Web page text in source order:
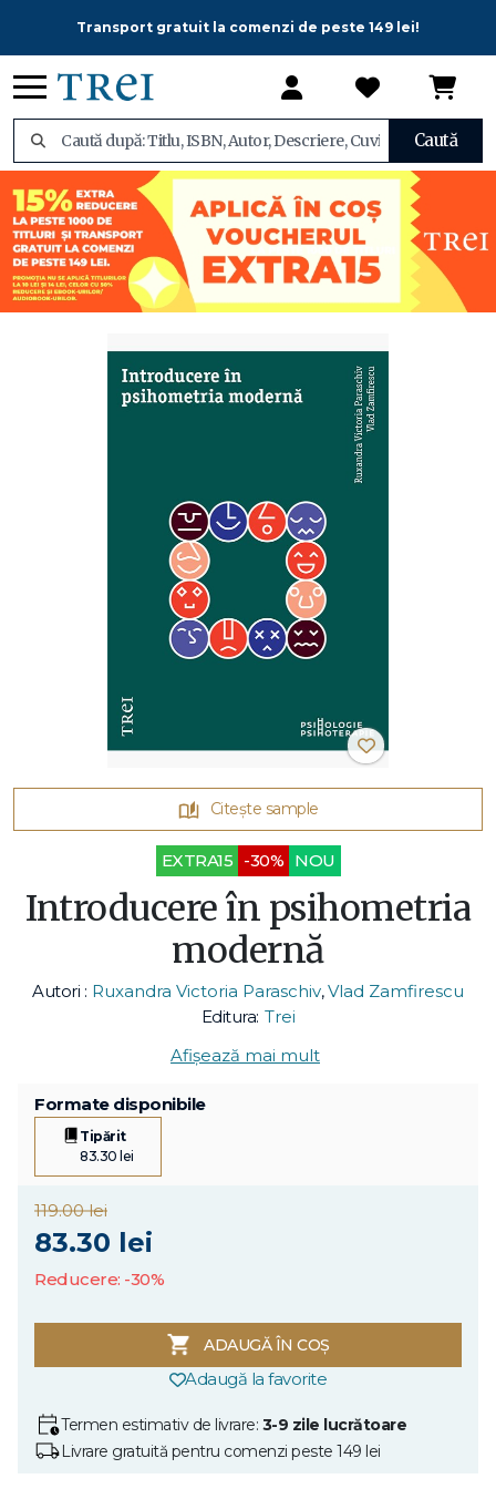
Transport gratuit la comenzi de peste 149 lei!
Caută
Citește sample
EXTRA15 -30% NOU
Introducere în psihometria
modernă
Autori : Ruxandra Victoria Paraschiv,Vlad Zamfirescu
Editura: Trei
Afișează mai mult
Formate disponibile
Tipărit
83.30 lei
119.00 lei
83.30 lei
Reducere: -30%
ADAUGĂ ÎN COȘ
Adaugă la favorite
Termen estimativ de livrare: 3-9 zile lucrătoare
Livrare gratuită pentru comenzi peste 149 lei